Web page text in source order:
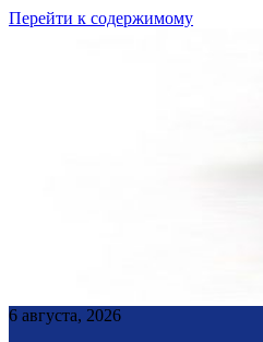
Перейти к содержимому
6 августа, 2026